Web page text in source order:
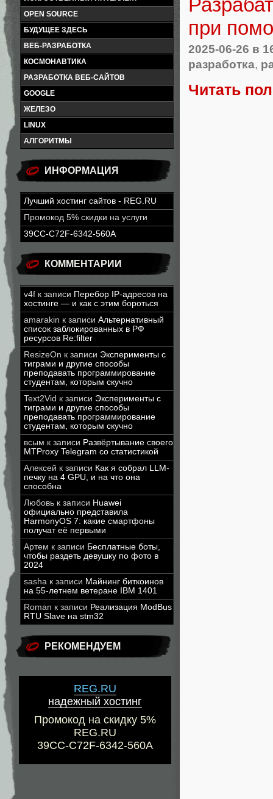
OPEN SOURCE
БУДУЩЕЕ ЗДЕСЬ
ВЕБ-РАЗРАБОТКА
КОСМОНАВТИКА
РАЗРАБОТКА ВЕБ-САЙТОВ
GOOGLE
ЖЕЛЕЗО
LINUX
АЛГОРИТМЫ
ИНФОРМАЦИЯ
Лучший хостинг сайтов - REG.RU
Промокод 5% скидки на услуги
39CC-C72F-6342-560A
КОММЕНТАРИИ
v4f к записи Перебор IP-адресов на
хостинге — и как с этим бороться
amarakin к записи Альтернативный
список заблокированных в РФ
ресурсов Re:filter
ResizeOn к записи Эксперименты с
тиграми и другие способы
преподавать программирование
студентам, которым скучно
Text2Vid к записи Эксперименты с
тиграми и другие способы
преподавать программирование
студентам, которым скучно
всым к записи Развёртывание своего
MTProxy Telegram со статистикой
Алексей к записи Как я собрал LLM-
печку на 4 GPU, и на что она
способна
Любовь к записи Huawei
официально представила
HarmonyOS 7: какие смартфоны
получат её первыми
Артем к записи Бесплатные боты,
чтобы раздеть девушку по фото в
2024
sasha к записи Майнинг биткоинов
на 55-летнем ветеране IBM 1401
Roman к записи Реализация ModBus
RTU Slave на stm32
РЕКОМЕНДУЕМ
REG.RU
надежный хостинг
Промокод на скидку 5%
REG.RU
39CC-C72F-6342-560A
при
2025-06-26 в
разработка,
Читать